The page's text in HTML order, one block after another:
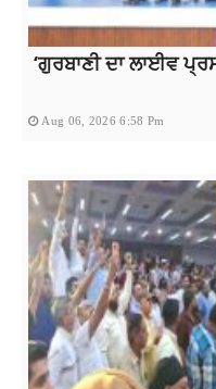
‘ਗੁਰਬਾਣੀ ਦਾ ਲਾਈਵ
Aug 06, 2026 6:58 Pm